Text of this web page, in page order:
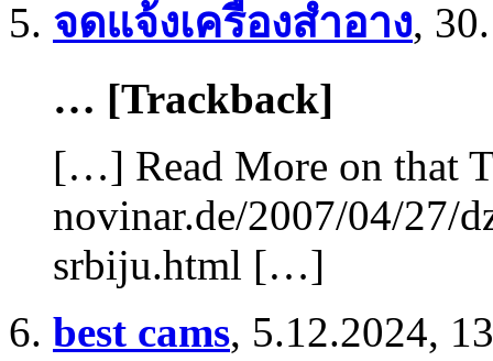
จดแจ้งเครื่องสำอาง,
… [Trackback]
[…] Read More on that
novinar.de/2007/04/27/
srbiju.html […]
best cams, 5.12.2024,